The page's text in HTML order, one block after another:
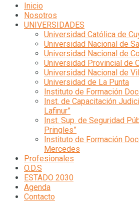
Inicio
Nosotros
UNIVERSIDADES
Universidad Católica de
Universidad Nacional de
Universidad Nacional de
Universidad Provincial de
Universidad Nacional de
Universidad de La Punta
Instituto de Formación
Inst. de Capacitación
Lafinur”
Inst. Sup. de Seguridad
Pringles”
Instituto de Formación
Mercedes
Profesionales
O.D.S
ESTADO 2030
Agenda
Contacto